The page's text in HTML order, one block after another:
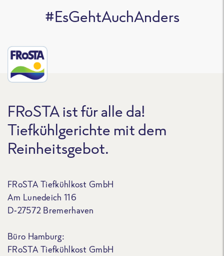
#EsGehtAuchAnders
FRoSTA ist für alle da!
Tiefkühlgerichte mit dem
Reinheitsgebot.
FRoSTA Tiefkühlkost GmbH
Am Lunedeich 116
D-27572 Bremerhaven
Büro Hamburg:
FRoSTA Tiefkühlkost GmbH